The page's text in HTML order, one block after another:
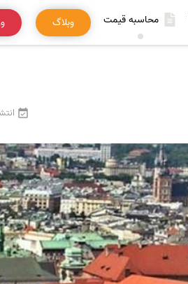
محاسبه قیمت وبلاگ